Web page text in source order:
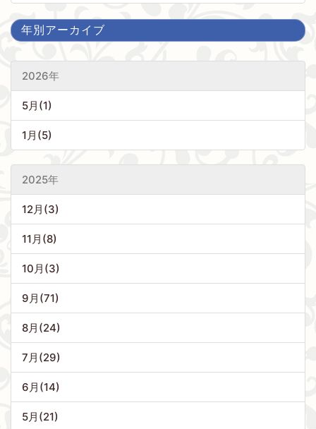
年別アーカイブ
2026年
5月(1)
1月(5)
2025年
12月(3)
11月(8)
10月(3)
9月(71)
8月(24)
7月(29)
6月(14)
5月(21)